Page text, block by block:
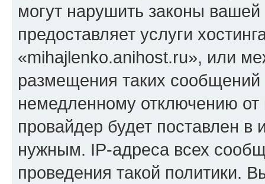
могут нарушить законы
предоставляет услуги
«mihajlenko.anihost.ru», или
размещения таких
немедленному отключению
провайдер будет поставлен в
нужным. IP-адреса всех
проведения такой политики.